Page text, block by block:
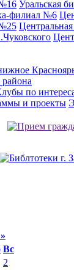
Уральская
филиал №6
по
и проекты
Вс
2